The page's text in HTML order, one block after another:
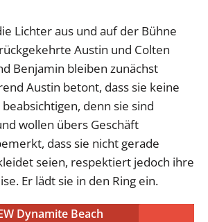
Lichter aus und auf der Bühne
Austin und Colten
Benjamin bleiben zunächst
Austin betont, dass sie keine
denn sie sind
wollen übers Geschäft
dass sie nicht gerade
seien, respektiert jedoch ihre
Er lädt sie in den Ring ein.
Dynamite Beach